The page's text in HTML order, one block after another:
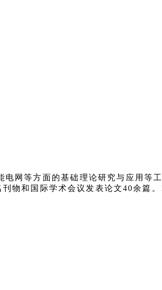
网等方面的基础理论研究与应用等
物和国际学术会议发表论文40余篇